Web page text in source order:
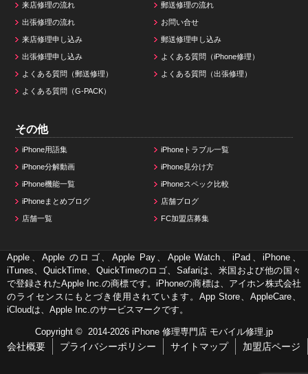
来店修理の流れ 郵送修理の流れ
出張修理の流れ お問い合せ
来店修理申し込み 郵送修理申し込み
出張修理申し込み よくある質問（iPhone修理）
よくある質問（郵送修理） よくある質問（出張修理）
よくある質問（G-PACK）
その他
iPhone用語集 iPhoneトラブル一覧
iPhone分解動画 iPhone見分け方
iPhone機能一覧 iPhoneスペック比較
iPhoneまとめブログ 店舗ブログ
店舗一覧 FC加盟店募集
Apple、Apple のロゴ、Apple Pay、Apple Watch、iPad、iPhone、
iTunes、QuickTime、QuickTimeのロゴ、Safariは、米国および他の国々
で登録されたApple Inc.の商標です。iPhoneの商標は、アイホン株式会社
のライセンスにもとづき使用されています。App Store、AppleCare、
iCloudは、Apple Inc.のサービスマークです。
Copyright © 2014-2026 iPhone 修理専門店 モバイル修理.jp
会社概要 プライバシーポリシー サイトマップ 加盟店ページ